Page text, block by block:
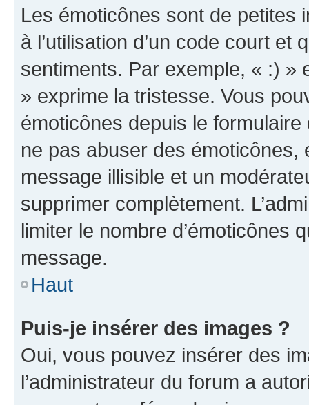
Les émoticônes sont de petites
à l’utilisation d’un code court et
sentiments. Par exemple, « :) »
» exprime la tristesse. Vous
émoticônes depuis le
ne pas abuser des
message illisible et un
supprimer complètement.
limiter le nombre d’émoticônes
message.
Haut
Puis-je insérer des images ?
Oui, vous pouvez insérer des
l’administrateur du forum a